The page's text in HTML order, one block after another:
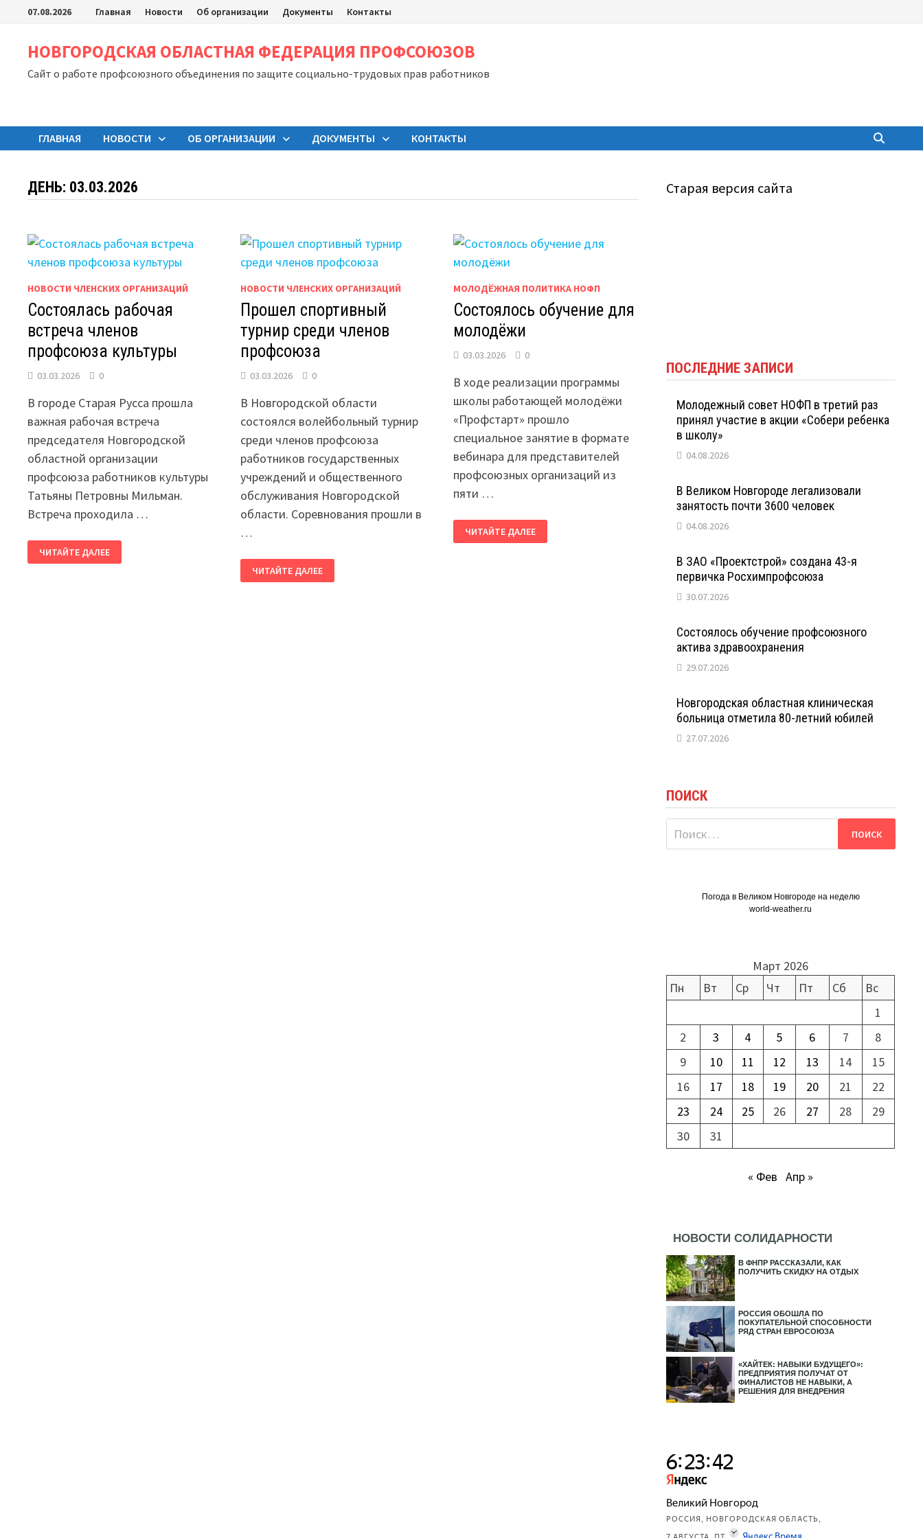
Перейти
содержимому
07.08.2026 Главная Новости Об организации Документы Контакты
НОВГОРОДСКАЯ ОБЛАСТНАЯ ФЕДЕРАЦИЯ ПРОФСОЮЗОВ
Сайт о работе профсоюзного объединения по защите социально-трудовых прав работников
ГЛАВНАЯ НОВОСТИ ОБ ОРГАНИЗАЦИИ ДОКУМЕНТЫ КОНТАКТЫ
ДЕНЬ: 03.03.2026
НОВОСТИ ЧЛЕНСКИХ ОРГАНИЗАЦИЙ
Состоялась рабочая
встреча членов
профсоюза культуры
03.03.2026 0
В городе Старая Русса прошла
важная рабочая встреча
председателя Новгородской
областной организации
профсоюза работников культуры
Татьяны Петровны Мильман.
Встреча проходила …
СОСТОЯЛАСЬ
РАБОЧАЯ
ВСТРЕЧА
ЧИТАЙТЕ ДАЛЕЕ
НОВОСТИ ЧЛЕНСКИХ ОРГАНИЗАЦИЙ
Прошел спортивный
турнир среди членов
профсоюза
03.03.2026 0
В Новгородской области
состоялся волейбольный турнир
среди членов профсоюза
работников государственных
учреждений и общественного
обслуживания Новгородской
области. Соревнования прошли в
…
ПРОШЕЛ
СПОРТИВНЫЙ
ТУРНИР
ЧИТАЙТЕ ДАЛЕЕ
МОЛОДЁЖНАЯ ПОЛИТИКА НОФП
Состоялось обучение для
молодёжи
03.03.2026 0
В ходе реализации программы
школы работающей молодёжи
«Профстарт» прошло
специальное занятие в формате
вебинара для представителей
профсоюзных организаций из
пяти …
СОСТОЯЛОСЬ
ОБУЧЕНИЕ
ДЛЯ
ЧИТАЙТЕ ДАЛЕЕ
Старая версия сайта
ПОСЛЕДНИЕ ЗАПИСИ
Молодежный совет НОФП в третий раз
принял участие в акции «Собери ребенка
в школу»
04.08.2026
В Великом Новгороде легализовали
занятость почти 3600 человек
04.08.2026
В ЗАО «Проектстрой» создана 43-я
первичка Росхимпрофсоюза
30.07.2026
Состоялось обучение профсоюзного
актива здравоохранения
29.07.2026
Новгородская областная клиническая
больница отметила 80-летний юбилей
27.07.2026
ПОИСК
Найти:
Погода в Великом Новгороде на неделю
world-weather.ru
Март 2026
Пн
Вт Ср Чт Пт Сб
Вс
1
2
3 4 5 6 7
8
9
10 11 12 13 14
15
16
17 18 19 20 21
22
23
24 25 26 27 28
29
30
31
« Фев Апр »
НОВОСТИ СОЛИДАРНОСТИ
В ФНПР РАССКАЗАЛИ, КАК
ПОЛУЧИТЬ СКИДКУ НА ОТДЫХ
РОССИЯ ОБОШЛА ПО
ПОКУПАТЕЛЬНОЙ СПОСОБНОСТИ
РЯД СТРАН ЕВРОСОЮЗА
«ХАЙТЕК: НАВЫКИ БУДУЩЕГО»:
ПРЕДПРИЯТИЯ ПОЛУЧАТ ОТ
ФИНАЛИСТОВ НЕ НАВЫКИ, А
РЕШЕНИЯ ДЛЯ ВНЕДРЕНИЯ